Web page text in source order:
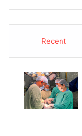
Recent